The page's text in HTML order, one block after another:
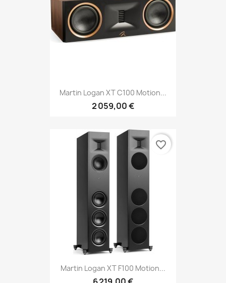
Martin Logan XT C100 Motion...
2 059,00 €
Martin Logan XT F100 Motion...
favorite_border